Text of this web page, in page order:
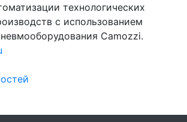
технологических
с использованием
Camozzi.